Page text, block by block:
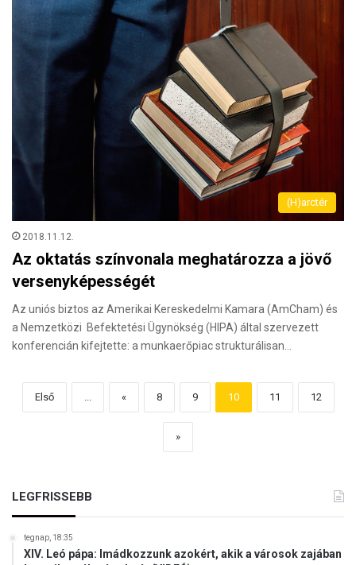
(H)arctér
2018.11.12.
Az oktatás színvonala meghatározza a jövő
versenyképességét
Az uniós biztos az Amerikai Kereskedelmi Kamara (AmCham) és
a Nemzetközi Befektetési Ügynökség (HIPA) által szervezett
konferencián kifejtette: a munkaerőpiac strukturálisan…
Első « 8 9 10 11 12
»
LEGFRISSEBB
tegnap, 18:35
XIV. Leó pápa: Imádkozzunk azokért, akik a városok zajában